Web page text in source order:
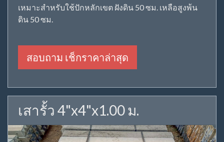
เหมาะสำหรับใช้ปักหลักเขต ฝังดิน 50 ซม. เหลือสูงพ้น
ดิน 50 ซม.
สอบถาม เช็กราคาล่าสุด
เสารั้ว 4"x4"x1.00 ม.